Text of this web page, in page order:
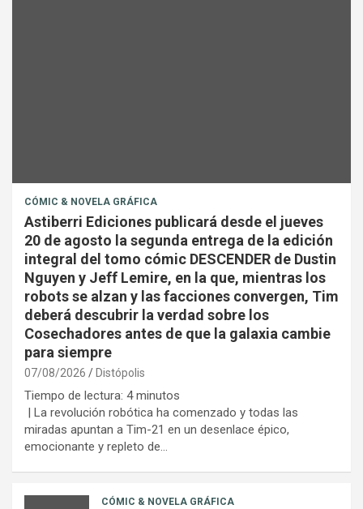
CÓMIC & NOVELA GRÁFICA
Astiberri Ediciones publicará desde el jueves
20 de agosto la segunda entrega de la edición
integral del tomo cómic DESCENDER de Dustin
Nguyen y Jeff Lemire, en la que, mientras los
robots se alzan y las facciones convergen, Tim
deberá descubrir la verdad sobre los
Cosechadores antes de que la galaxia cambie
para siempre
07/08/2026 Distópolis
Tiempo de lectura: 4 minutos
| La revolución robótica ha comenzado y todas las
miradas apuntan a Tim-21 en un desenlace épico,
emocionante y repleto de…
CÓMIC & NOVELA GRÁFICA